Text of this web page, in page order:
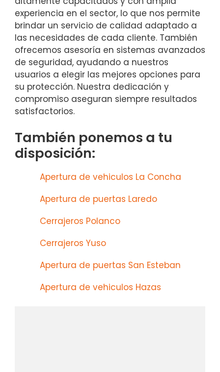
experiencia en el sector, lo que nos permite
brindar un servicio de calidad adaptado a
las necesidades de cada cliente. También
ofrecemos asesoría en sistemas avanzados
de seguridad, ayudando a nuestros
usuarios a elegir las mejores opciones para
su protección. Nuestra dedicación y
compromiso aseguran siempre resultados
satisfactorios.
También ponemos a tu
disposición:
Apertura de vehiculos La Concha
Apertura de puertas Laredo
Cerrajeros Polanco
Cerrajeros Yuso
Apertura de puertas San Esteban
Apertura de vehiculos Hazas